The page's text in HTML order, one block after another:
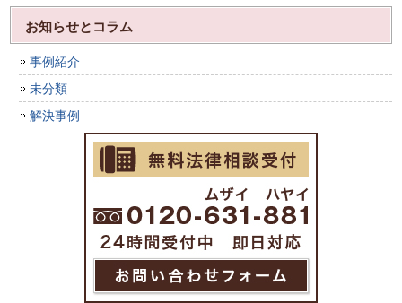
お知らせとコラム
事例紹介
未分類
解決事例